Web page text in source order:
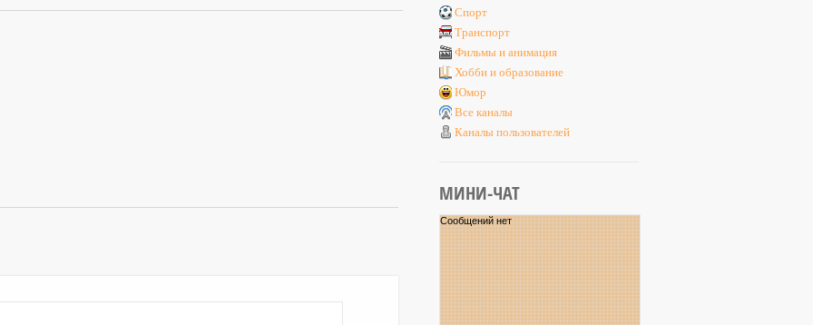
Спорт
Транспорт
Фильмы и анимация
Хобби и образование
Юмор
Все каналы
Каналы пользователей
МИНИ-ЧАТ